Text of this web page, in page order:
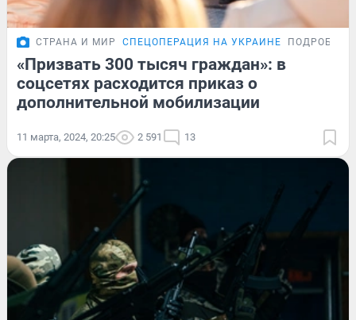
СТРАНА И МИР СПЕЦОПЕРАЦИЯ НА УКРАИНЕ
«Призвать 300 тысяч граждан»: в
соцсетях расходится приказ о
дополнительной мобилизации
11 марта, 2024, 20:25 2 591 13